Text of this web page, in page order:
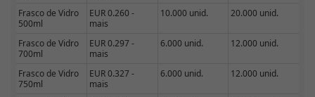
Frasco de Vidro
500ml
EUR 0.260 -
mais
10.000 unid. 20.000 unid.
Frasco de Vidro
700ml
EUR 0.297 -
mais
6.000 unid. 12.000 unid.
Frasco de Vidro
750ml
EUR 0.327 -
mais
6.000 unid. 12.000 unid.